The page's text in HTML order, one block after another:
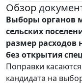
Обзор
Выборы органов
сельских
размер
без открытия
Поправки
кандидата на